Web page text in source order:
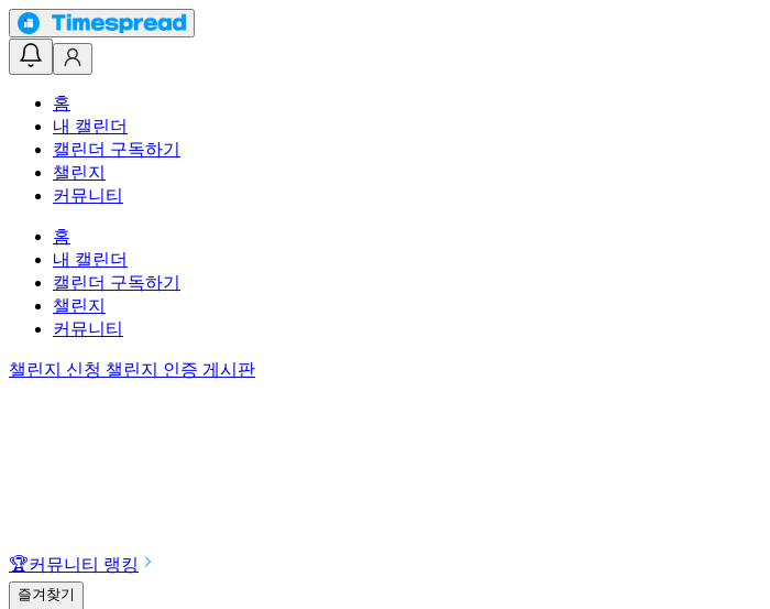
홈
내 캘린더
캘린더 구독하기
챌린지
커뮤니티
홈
내 캘린더
캘린더 구독하기
챌린지
커뮤니티
챌린지 신청 챌린지 인증 게시판
🏆커뮤니티 랭킹
즐겨찾기